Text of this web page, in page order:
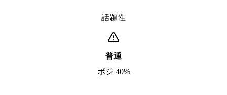
話題性
普通
ポジ 40%